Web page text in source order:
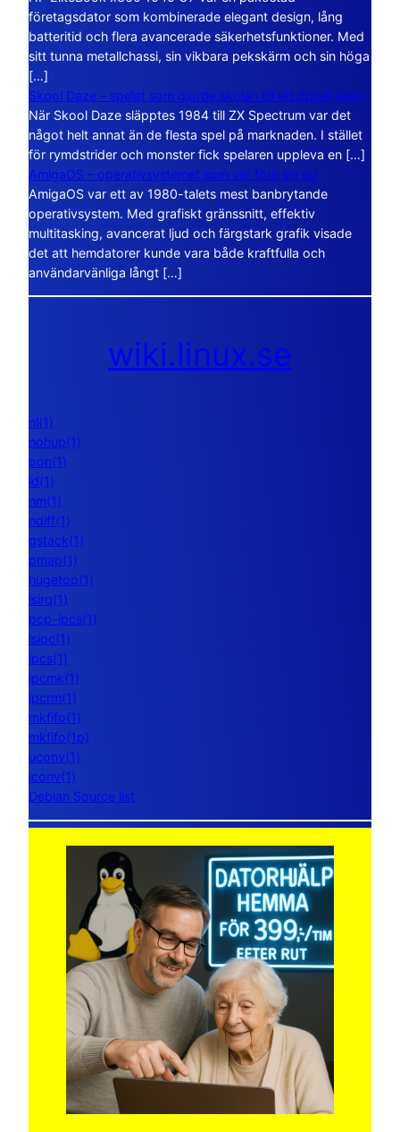
företagsdator som kombinerade elegant design, lång
batteritid och flera avancerade säkerhetsfunktioner. Med
sitt tunna metallchassi, sin vikbara pekskärm och sin höga
[…]
Skool Daze – spelet som gjorde skolan till ett öppet kaos
När Skool Daze släpptes 1984 till ZX Spectrum var det
något helt annat än de flesta spel på marknaden. I stället
för rymdstrider och monster fick spelaren uppleva en […]
AmigaOS – operativsystemet som var före sin tid
AmigaOS var ett av 1980-talets mest banbrytande
operativsystem. Med grafiskt gränssnitt, effektiv
multitasking, avancerat ljud och färgstark grafik visade
det att hemdatorer kunde vara både kraftfulla och
användarvänliga långt […]
wiki.linux.se
nl(1)
nohup(1)
pon(1)
ld(1)
nm(1)
ndiff(1)
gstack(1)
pmap(1)
hugetop(1)
lsirq(1)
pcp-ipcs(1)
lsipc(1)
ipcs(1)
ipcmk(1)
ipcrm(1)
mkfifo(1)
mkfifo(1p)
uconv(1)
iconv(1)
Debian Source list